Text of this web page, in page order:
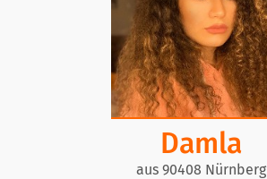
Damla
aus 90408 Nürnberg